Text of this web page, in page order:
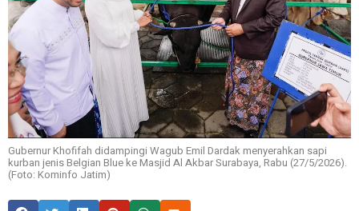
Gubernur Khofifah didampingi Wagub Emil Dardak menyerahkan sapi
kurban jenis Belgian Blue ke Masjid Al Akbar Surabaya, Rabu (27/5/2026).
(Foto: Kominfo Jatim)